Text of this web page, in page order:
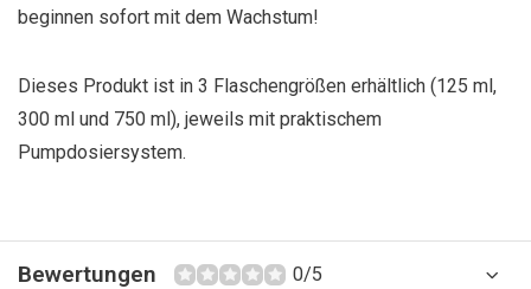
beginnen sofort mit dem Wachstum!
Dieses Produkt ist in 3 Flaschengrößen erhältlich (125 ml,
300 ml und 750 ml), jeweils mit praktischem
Pumpdosiersystem.
Bewertungen 0/5